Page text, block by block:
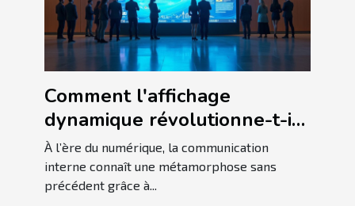
Comment l'affichage
dynamique révolutionne-t-il
la communication interne ?
À l’ère du numérique, la communication
interne connaît une métamorphose sans
précédent grâce à...